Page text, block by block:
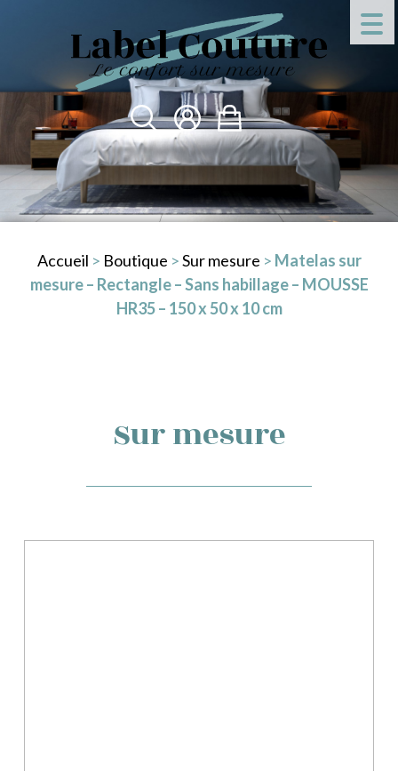
Accueil > Boutique >Sur mesure > Matelas sur
mesure – Rectangle – Sans habillage – MOUSSE
HR35 – 150 x 50 x 10 cm
Sur mesure